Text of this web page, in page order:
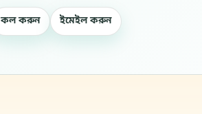
কল করুন ইমেইল করুন